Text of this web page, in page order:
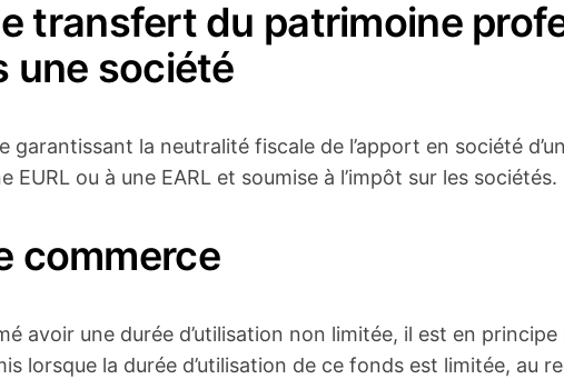
transfert du patrimoine
une société
la neutralité fiscale de l’apport en société
EURL ou à une EARL et soumise à l’impôt sur les sociétés.
commerce
avoir une durée d’utilisation non limitée, il est en
lorsque la durée d’utilisation de ce fonds est limitée, au